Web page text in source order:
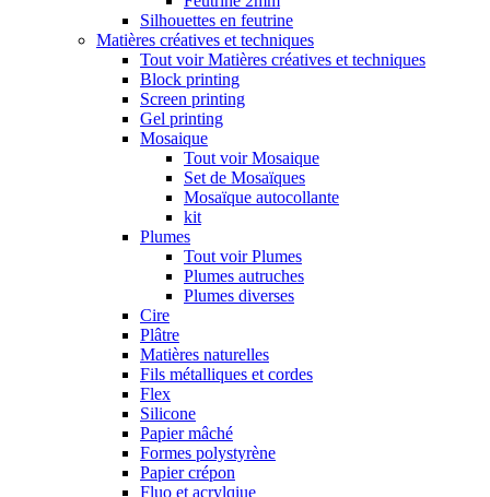
Silhouettes en feutrine
Matières créatives et techniques
Tout voir Matières créatives et techniques
Block printing
Screen printing
Gel printing
Mosaique
Tout voir Mosaique
Set de Mosaïques
Mosaïque autocollante
kit
Plumes
Tout voir Plumes
Plumes autruches
Plumes diverses
Cire
Plâtre
Matières naturelles
Fils métalliques et cordes
Flex
Silicone
Papier mâché
Formes polystyrène
Papier crépon
Fluo et acrylqiue